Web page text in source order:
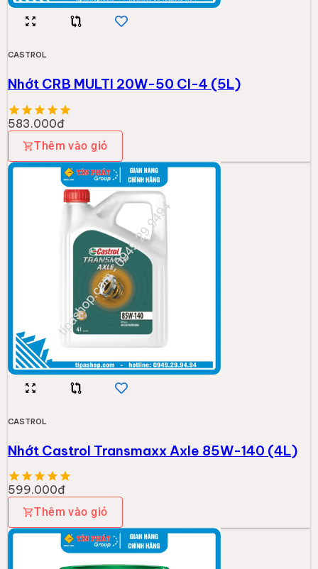
CASTROL
Nhớt CRB MULTI 20W-50 CI-4 (5L)
583.000đ
Thêm vào giỏ
CASTROL
Nhớt Castrol Transmaxx Axle 85W-140 (4L)
599.000đ
Thêm vào giỏ